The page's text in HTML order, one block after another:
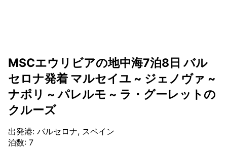
MSCエウリビアの地中海7泊8日 バル
セロナ発着 マルセイユ ~ ジェノヴァ ~
ナポリ ~ パレルモ ~ ラ・グーレットの
クルーズ
出発港: バルセロナ, スペイン
泊数: 7